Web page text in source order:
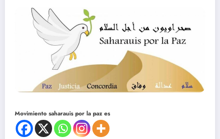
Movimiento saharauis por la paz es